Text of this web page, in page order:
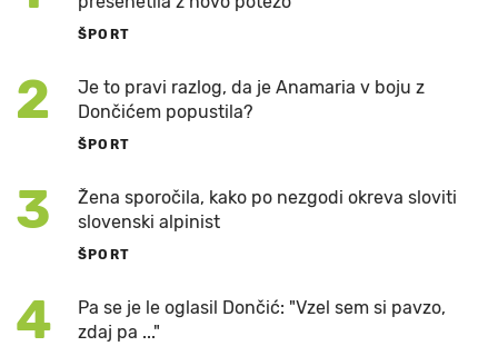
ŠPORT
2
Je to pravi razlog, da je Anamaria v boju z
Dončićem popustila?
ŠPORT
3
Žena sporočila, kako po nezgodi okreva sloviti
slovenski alpinist
ŠPORT
4
Pa se je le oglasil Dončić: "Vzel sem si pavzo,
zdaj pa ..."